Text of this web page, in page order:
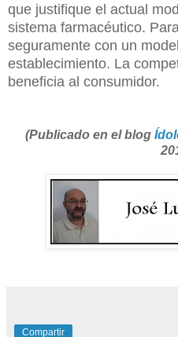
que justifique el actual
sistema farmacéutico.
seguramente con un
establecimiento. La
beneficia al consumidor.
(Publicado en el blog
Compartir